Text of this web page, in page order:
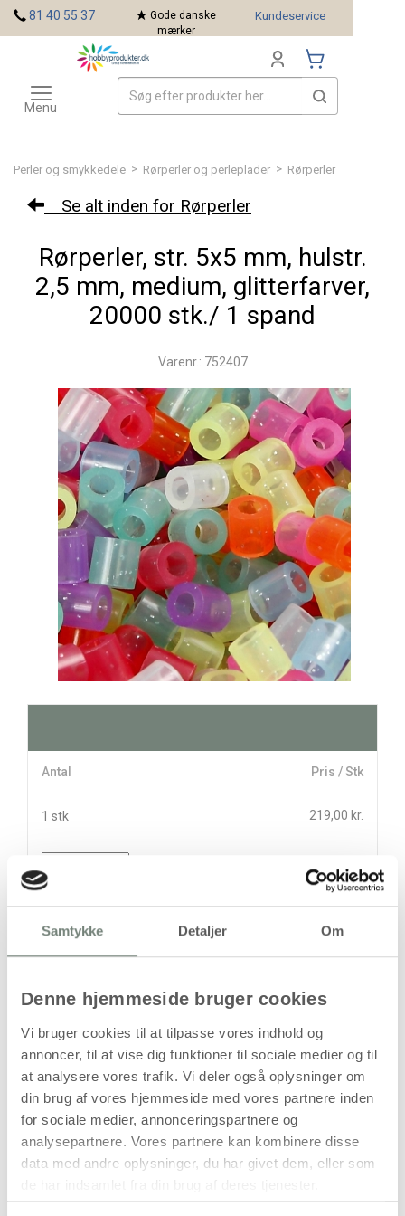
Samtykke Detaljer Om
Denne hjemmeside bruger cookies
Vi bruger cookies til at tilpasse vores indhold og
annoncer, til at vise dig funktioner til sociale medier og til
at analysere vores trafik. Vi deler også oplysninger om
din brug af vores hjemmeside med vores partnere inden
for sociale medier, annonceringspartnere og
analysepartnere. Vores partnere kan kombinere disse
data med andre oplysninger, du har givet dem, eller som
Perler og smykkedele > Rørperler og perleplader > Rørperler
Se alt inden for Rørperler
Rørperler, str. 5x5 mm, hulstr.
2,5 mm, medium, glitterfarver,
20000 stk./ 1 spand
Varenr.: 752407
Antal Pris / Stk
1 stk 219,00 kr.
219,00kr.
kr.ekskl. moms)
Læg i kurven
når vi har bekræftet din ordre.
På lager
81 40 55 37
Gode danske
mærker
Kundeservice
Toggle
navigation
Menu
Mærker